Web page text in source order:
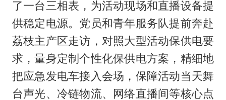
了一台三相表，为活动现场和直播设备提
供稳定电源。党员和青年服务队提前奔赴
荔枝主产区走访，对照大型活动保供电要
求，量身定制个性化保供电方案，精细地
把应急发电车接入会场，保障活动当天舞
台声光、冷链物流、网络直播间等核心点